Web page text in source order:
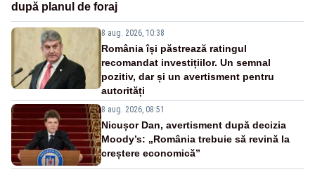
după planul de foraj
8 aug. 2026, 10:38
România își păstrează ratingul
recomandat investițiilor. Un semnal
pozitiv, dar și un avertisment pentru
autorități
8 aug. 2026, 08:51
Nicușor Dan, avertisment după decizia
Moody’s: „România trebuie să revină la
creștere economică”